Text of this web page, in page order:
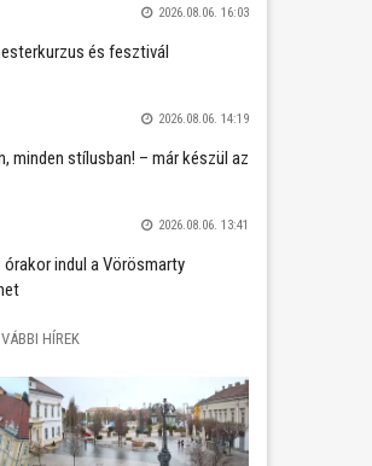
2026.08.06. 16:03
és fesztivál
2026.08.06. 14:19
minden stílusban! – már készül az
2026.08.06. 13:41
órakor indul a Vörösmarty
HÍREK